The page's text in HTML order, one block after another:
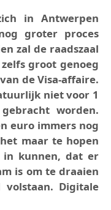
in Antwerpen
groter proces
zal de raadszaal
groot genoeg
de Visa-affaire.
niet voor 1
worden.
euro immers nog
maar te hopen
in kunnen, dat er
is om te draaien
Digitale